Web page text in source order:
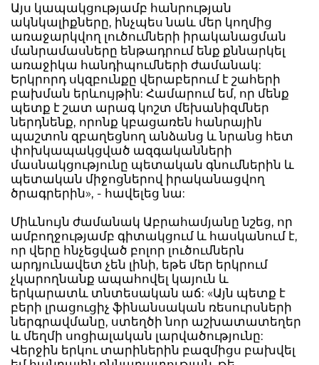
Այս կապակցությամբ հանրության
ակնկալիքները, ինչպես նաև մեր կողմից
առաջարկվող լուծումների իրականացման
մանրամասները ենթադրում ենք քննարկել
առաջիկա հանդիպումների ժամանակ:
Երկրորդ սկզբունքը վերաբերում է շահերի
բախման երևույթին: Համարում եմ, որ մենք
պետք է շատ արագ կոշտ մեխանիզմներ
ներդնենք, որոնք կբացառեն հանրային
պաշտոն զբաղեցնող անձանց և նրանց հետ
փոխկապակցված ազգականների
մասնակցությունը պետական գնումներին և
պետական միջոցներով իրականացվող
ծրագրերին», - հավելեց նա:
Միևնույն ժամանակ Աբրահամյանը նշեց, որ
ամբողջությամբ գիտակցում և հասկանում է,
որ վերը հնչեցված բոլոր լուծումներն
արդյունավետ չեն լինի, եթե մեր երկրում
չկարողնանք ապահովել կայուն և
երկարատև տնտեսական աճ: «Այն պետք է
բերի լրացուցիչ ֆինանսական ռեսուրսների
ներգրավմանը, ստեղծի նոր աշխատատեղեր
և մեղմի սոցիալական լարվածությունը:
Վերջին երկու տարիներին բազմիցս բախվել